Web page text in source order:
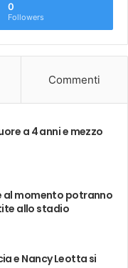
0
Followers
Commenti
a 4 anni e mezzo
al momento potranno
allo stadio
e Nancy Leotta si